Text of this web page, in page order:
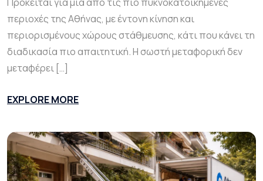
περιοχές της Αθήνας, με έντονη κίνηση και
περιορισμένους χώρους στάθμευσης, κάτι που κάνει τη
διαδικασία πιο απαιτητική. Η σωστή μεταφορική δεν
μεταφέρει […]
EXPLORE MORE